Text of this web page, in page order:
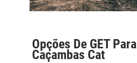
Opções De GET Para
Caçambas Cat